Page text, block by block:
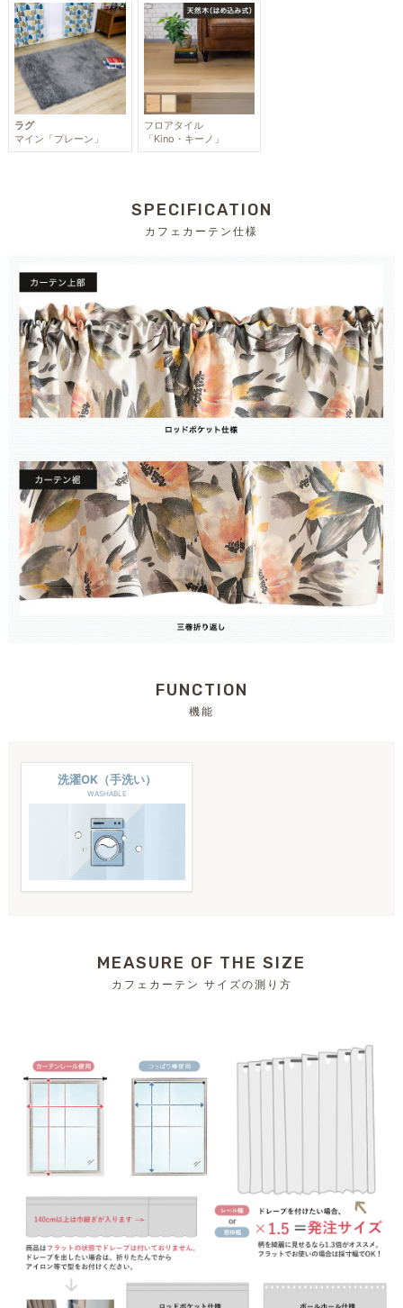
ラグ
マイン「プレーン」
フロアタイル
「Kino・キーノ」
SPECIFICATION
カフェカーテン仕様
FUNCTION
機能
洗濯OK（手洗い）
WASHABLE
MEASURE OF THE SIZE
カフェカーテン サイズの測り方